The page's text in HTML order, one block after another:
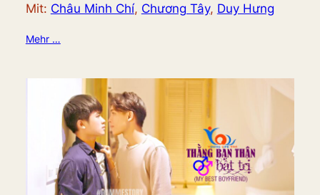
Mit: Châu Minh Chí, Chương Tây, Duy Hưng
Mehr …